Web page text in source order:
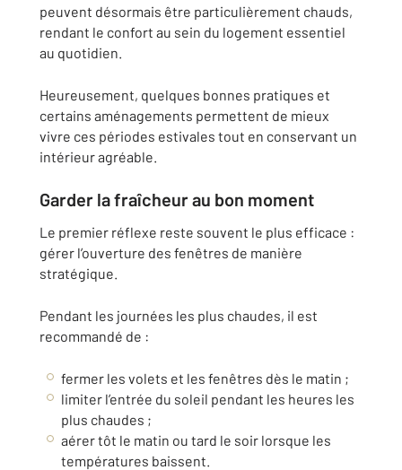
peuvent désormais être particulièrement chauds,
rendant le confort au sein du logement essentiel
au quotidien.
Heureusement, quelques bonnes pratiques et
certains aménagements permettent de mieux
vivre ces périodes estivales tout en conservant un
intérieur agréable.
Garder la fraîcheur au bon moment
Le premier réflexe reste souvent le plus efficace :
gérer l’ouverture des fenêtres de manière
stratégique.
Pendant les journées les plus chaudes, il est
recommandé de :
fermer les volets et les fenêtres dès le matin ;
limiter l’entrée du soleil pendant les heures les
plus chaudes ;
aérer tôt le matin ou tard le soir lorsque les
températures baissent.